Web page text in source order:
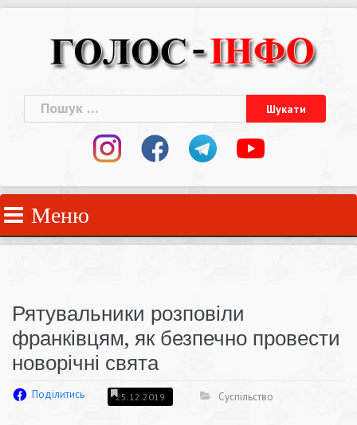
Пошук:
Меню
Рятувальники розповіли
франківцям, як безпечно провести
новорічні свята
Поділитись 25.12.2019 Суспільство